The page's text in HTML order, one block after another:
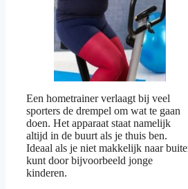
Een hometrainer verlaagt bij veel
sporters de drempel om wat te gaan
doen. Het apparaat staat namelijk
altijd in de buurt als je thuis ben.
Ideaal als je niet makkelijk naar
kunt door bijvoorbeeld jonge
kinderen.